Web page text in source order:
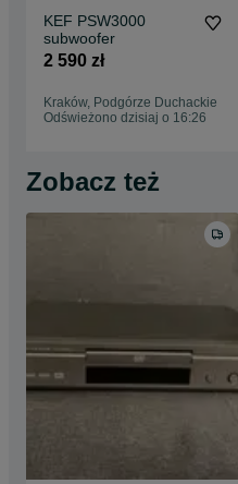
KEF PSW3000
subwoofer
2 590 zł
Kraków, Podgórze Duchackie
Odświeżono dzisiaj o 16:26
Zobacz też